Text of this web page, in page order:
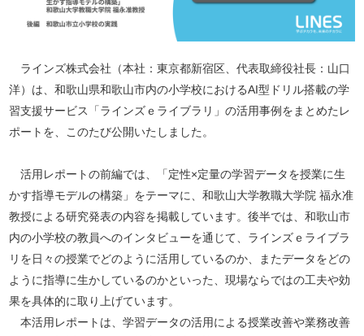
ラインズ株式会社（本社：東京都新宿区、代表取締役社長：山口
洋）は、和歌山県和歌山市内の小学校におけるAI型ドリル搭載の学
習支援サービス「ラインズｅライブラリ」の活用事例をまとめたレ
ポートを、このたび公開いたしました。
活用レポートの前編では、「定性×定量の学習データを授業に生
かす指導モデルの構築」をテーマに、和歌山大学教職大学院 福永准
教授による研究発表の内容を掲載しています。後半では、和歌山市
内の小学校の教員へのインタビューを通じて、ラインズｅライブラ
リを日々の授業でどのように活用しているのか、またデータをどの
ように指導に生かしているのかといった、現場ならではの工夫や効
果を具体的に取り上げています。
本活用レポートは、学習データの活用による授業改善や業務改善